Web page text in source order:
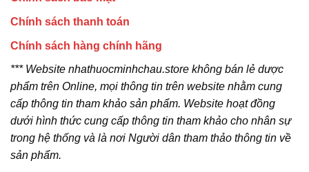
Chính sách thanh toán
Chính sách hàng chính hãng
*** Website nhathuocminhchau.store không bán lẻ dược
phẩm trên Online, mọi thông tin trên website nhằm cung
cấp thông tin tham khảo sản phẩm. Website hoạt đồng
dưới hình thức cung cấp thông tin tham khảo cho nhân sự
trong hệ thống và là nơi Người dân tham thảo thông tin về
sản phẩm.